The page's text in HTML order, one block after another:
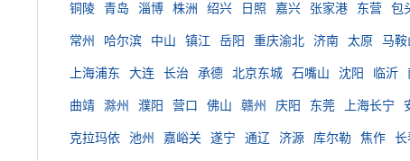
铜陵 青岛 淄博 株洲 绍兴 日照 嘉兴 张家港 东营 包
常州 哈尔滨 中山 镇江 岳阳 重庆渝北 济南 太原 马鞍
上海浦东 大连 长治 承德 北京东城 石嘴山 沈阳 临沂
曲靖 滁州 濮阳 营口 佛山 赣州 庆阳 东莞 上海长宁
克拉玛依 池州 嘉峪关 遂宁 通辽 济源 库尔勒 焦作 长